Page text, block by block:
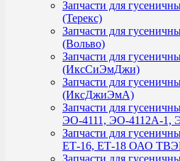
Запчасти для
(Терекс)
Запчасти для
(Вольво)
Запчасти для
(ИксСиЭмДжи)
Запчасти для
(ИксДжиЭмА)
Запчасти для
ЭО-4111, ЭО-4112А-1,
Запчасти для
ЕТ-16, ЕТ-18 ОАО